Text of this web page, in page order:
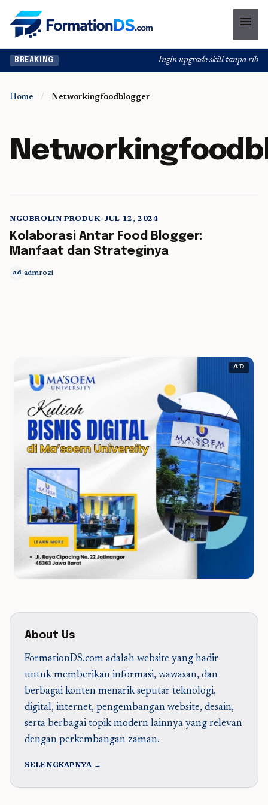
menu
BREAKING Ingin upgrade skill tanpa ribet?
Home / Networkingfoodblogger
NGOBROLIN PRODUK•JUL 12, 2024
Kolaborasi Antar Food Blogger:
Manfaat dan Strateginya
ad admrozi
AD
About Us
FormationDS.com adalah website yang hadir
untuk memberikan informasi, wawasan, dan
berbagai konten menarik seputar teknologi,
digital, internet, pengembangan website, desain,
serta berbagai topik modern lainnya yang relevan
dengan perkembangan zaman.
SELENGKAPNYA →